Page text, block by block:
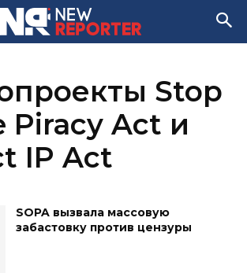
Stop
Piracy Act и
IP Act
SOPA вызвала массовую
забастовку против цензуры